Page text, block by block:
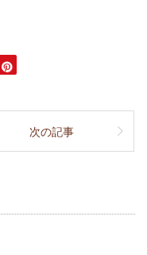
次の記事